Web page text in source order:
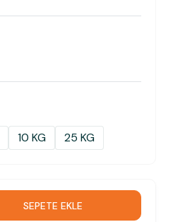
10 KG 25 KG
SEPETE EKLE